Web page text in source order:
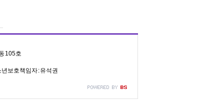
105호
보호책임자 : 유석권